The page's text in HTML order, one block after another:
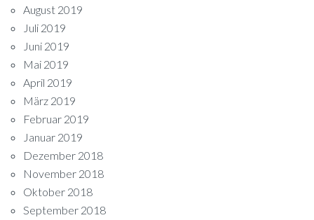
August 2019
Juli 2019
Juni 2019
Mai 2019
April 2019
März 2019
Februar 2019
Januar 2019
Dezember 2018
November 2018
Oktober 2018
September 2018